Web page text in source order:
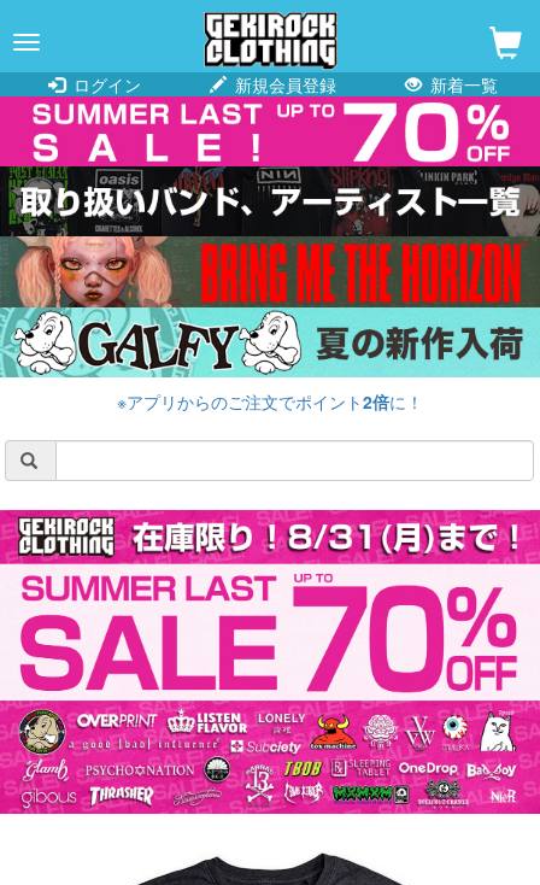
navigation
ログイン
新規会員登録 新着一覧
※アプリからのご注文でポイント2倍に！